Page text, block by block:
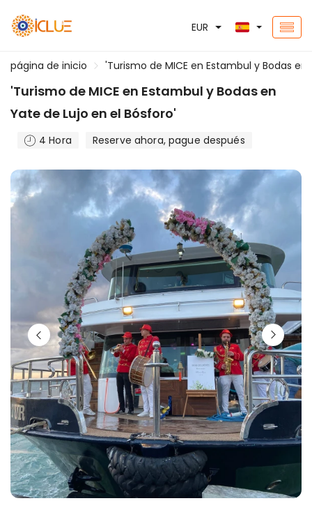
EUR
página de inicio 'Turismo de MICE en Estambul y Bodas
'Turismo de MICE en Estambul y Bodas en
Yate de Lujo en el Bósforo'
4 Hora Reserve ahora, pague después